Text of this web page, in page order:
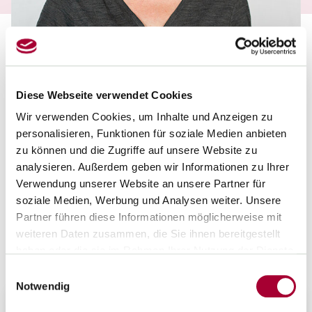
Diese Webseite verwendet Cookies
Wir verwenden Cookies, um Inhalte und Anzeigen zu
personalisieren, Funktionen für soziale Medien anbieten
zu können und die Zugriffe auf unsere Website zu
analysieren. Außerdem geben wir Informationen zu Ihrer
Verwendung unserer Website an unsere Partner für
soziale Medien, Werbung und Analysen weiter. Unsere
Partner führen diese Informationen möglicherweise mit
weiteren Daten zusammen, die Sie ihnen bereitgestellt
Notwendig
Beate Damm
Referat L Arbeits- und Gesundheitsschutz
Landesvorstand
HPR Förderschulen
beate.damm[at]gew-nrw.de
+4915734693522
0201/937631
Kontakt speichern